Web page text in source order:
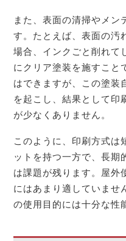
また、表面の清掃やメン
す。たとえば、表面の汚
場合、インクごと削れて
にクリア塗装を施すこと
はできますが、この塗装
を起こし、結果として印
が少なくありません。
このように、印刷方式は
ットを持つ一方で、長期
は課題が残ります。屋外
にはあまり適していませ
の使用目的には十分な性